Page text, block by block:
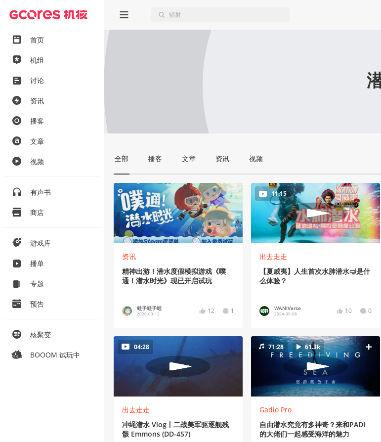
首页
机组
讨论
资讯
播客
文章
视频
有声书
商店
游戏库
播单
专题
预告
核聚变
BOOOM 试玩中
全部 播客 文章 资讯 视频
资讯
精神出游！潜水度假模拟游戏《噗
通！潜水时光》现已开启试玩
蛙子蛙子蛙
2026-03-12 12 1
11:15
出去走走
【夏威夷】人生首次水肺潜水🤿是什
么体验？
WANIVerse
2024-09-08 10 0
04:28
出去走走
冲绳潜水 Vlog丨二战美军驱逐舰残
骸 Emmons (DD-457)
71:28 61.3k
Gadio Pro
自由潜水究竟有多神奇？来和PADI
的大佬们一起感受海洋的魅力